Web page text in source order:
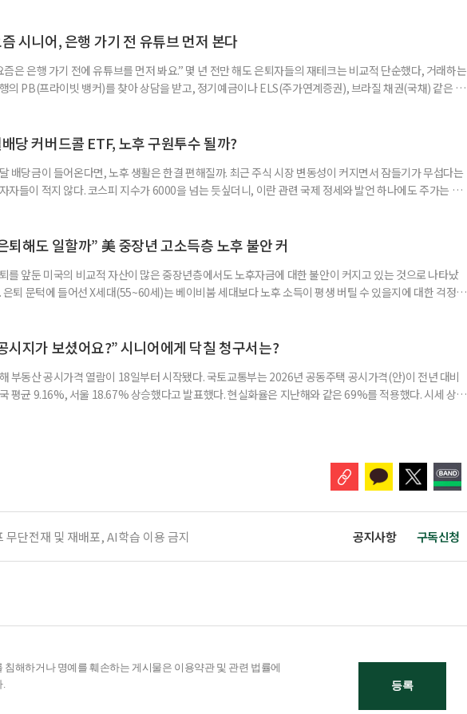
자라면 반드시 알아야 할 핵심 위험 요소를 짚어본다. 수익도 2배, 손실도 2배… 레버리지의 두 얼
시니어, 은행 가기 전 유튜브 먼저 본다
즘은 은행 가기 전에 유튜브를 먼저 봐요.” 몇 년 전만 해도 은퇴자들의 재테크는 비교적 단순했다, 거래하는
의 PB(프라이빗 뱅커)를 찾아 상담을 받고, 정기예금이나 ELS(주가연계증권), 브라질 채권(국채) 같은 고
서 정보를 서울에 사는 60대 A 씨는 최근 IRP(개인형퇴직연금) 계좌를 직접 손보기 시작했
당 커버드콜 ETF, 노후 구원투수 될까?
배당금이 들어온다면, 노후 생활은 한결 편해질까. 최근 주식 시장 변동성이 커지면서 잠들기가 무섭다는
자들이 적지 않다. 코스피 지수가 6000을 넘는 듯싶더니, 이란 관련 국제 정세와 발언 하나에도 주가는 오
도 월배당 커버드콜 ETF는 은퇴자와 은퇴를 앞둔 이들에게 ‘매달 들어오는 돈’이라는 점에서 다시 주목
퇴해도 일할까” 美 중장년 고소득층 노후 불안 커
를 앞둔 미국의 비교적 자산이 많은 중장년층에서도 노후자금에 대한 불안이 커지고 있는 것으로 나타났
은퇴 문턱에 들어선 X세대(55~60세)는 베이비붐 세대보다 노후 소득이 평생 버틸 수 있을지에 대한 걱정이
다는 뜻으로 읽힌다. 지난 1일 미국의 은퇴보장 전문 보험·금융회사 글로벌애틀랜틱이 발표한 ‘
시지가 보셨어요?” 시니어에게 닥칠 청구서는?
부동산 공시가격 열람이 18일부터 시작됐다. 국토교통부는 2026년 공동주택 공시가격(안)이 전년 대비
평균 9.16%, 서울 18.67% 상승했다고 발표했다. 현실화율은 지난해와 같은 69%를 적용했다. 시세 상승
단전재 및 재배포, AI학습 이용 금지 공지사항 구독신청